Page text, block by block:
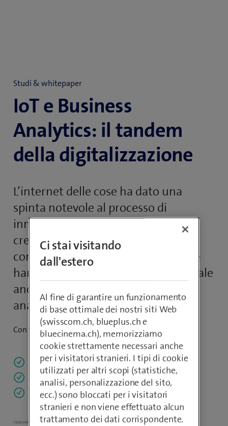
Studi & whitepaper
IoT e Business
Analytics: il tandem
della digitalizzazione
L’internet delle cose ha dato una
spinta notevole al processo di
innovazione in numerose aziende e
creato vantaggi in termini di
concorrenza. Nell’implementazione
hanno giocato un ruolo fondamentale
anche le soluzioni di business
analytics.
Con lo studio di MSM Research scoprirà:
come si è sviluppato l’IoT in Svizzera
che ruolo hanno le soluzioni di business analytics
come realizzare progetti IoT di successo
Ci stai visitando
dall'estero
Al fine di garantire un funzionamento
di base ottimale dei nostri siti Web
(swisscom.ch, blueplus.ch e
bluecinema.ch), memorizziamo
cookie strettamente necessari anche
per i visitatori stranieri. I tipi di cookie
utilizzati per altri scopi (statistiche,
analisi, personalizzazione del sito,
ecc.) sono bloccati per i visitatori
stranieri e non viene effettuato alcun
trattamento dei dati corrispondente.